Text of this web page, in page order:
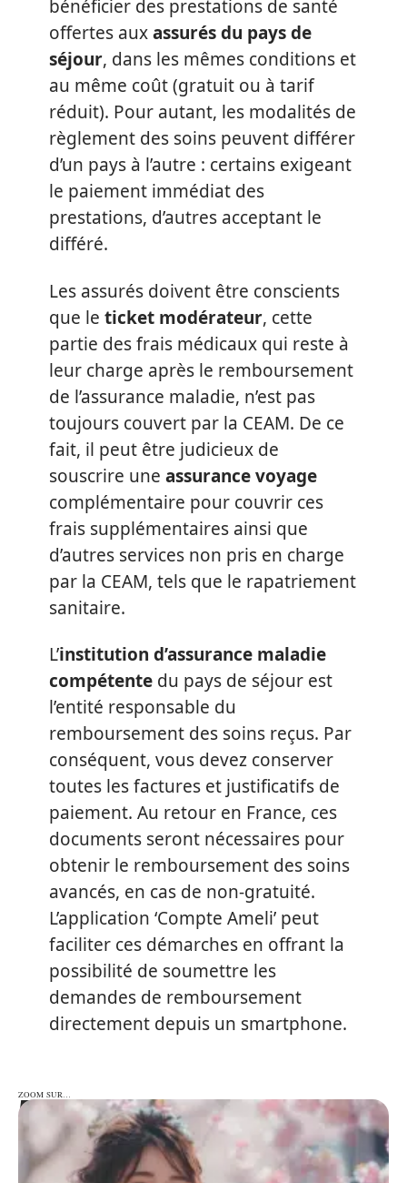
bénéficier des prestations de santé
offertes auxassurés du pays de
séjour, dans les mêmes conditions et
au même coût (gratuit ou à tarif
réduit). Pour autant, les modalités de
règlement des soins peuvent différer
d’un pays à l’autre : certains exigeant
le paiement immédiat des
prestations, d’autres acceptant le
différé.
Les assurés doivent être conscients
que le ticket modérateur, cette
partie des frais médicaux qui reste à
leur charge après le remboursement
de l’assurance maladie, n’est pas
toujours couvert par la CEAM. De ce
fait, il peut être judicieux de
souscrire une assurance voyage
complémentaire pour couvrir ces
frais supplémentaires ainsi que
d’autres services non pris en charge
par la CEAM, tels que le rapatriement
sanitaire.
L’institution d’assurance maladie
compétente du pays de séjour est
l’entité responsable du
remboursement des soins reçus. Par
conséquent, vous devez conserver
toutes les factures et justificatifs de
paiement. Au retour en France, ces
documents seront nécessaires pour
obtenir le remboursement des soins
avancés, en cas de non-gratuité.
L’application ‘Compte Ameli’ peut
faciliter ces démarches en offrant la
possibilité de soumettre les
demandes de remboursement
directement depuis un smartphone.
ZOOM SUR…
ZOOM SUR…